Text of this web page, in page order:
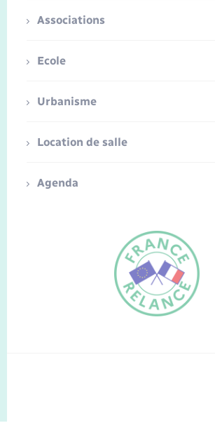
FR
Associations
Ecole
Urbanisme
Location de salle
Agenda